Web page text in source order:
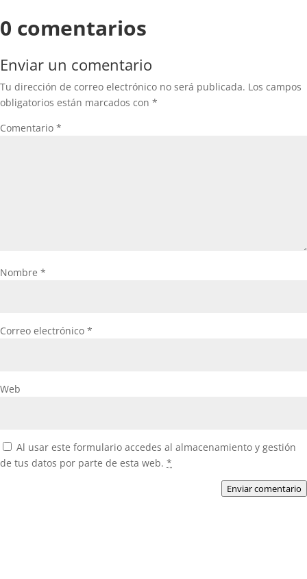
0 comentarios
Enviar un comentario
Tu dirección de correo electrónico no será publicada. Los campos
obligatorios están marcados con *
Comentario *
Nombre *
Correo electrónico *
Web
Al usar este formulario accedes al almacenamiento y gestión
de tus datos por parte de esta web. *
Enviar comentario